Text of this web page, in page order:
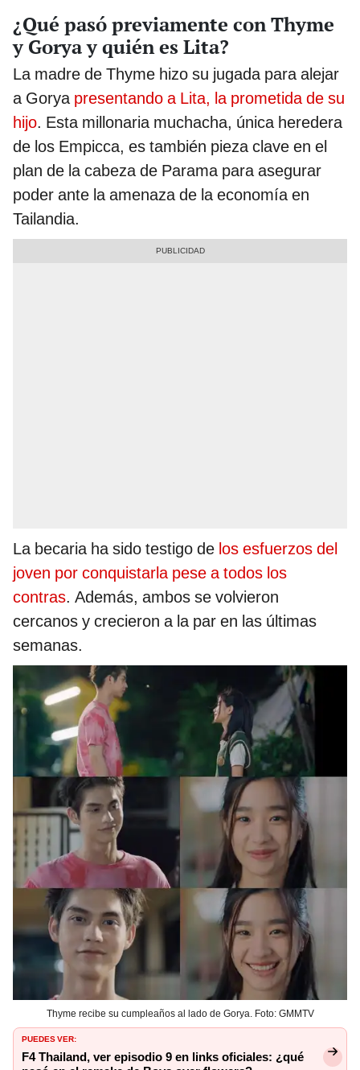
¿Qué pasó previamente con Thyme
y Gorya y quién es Lita?
La madre de Thyme hizo su jugada para alejar
a Goryapresentando a Lita, la prometida de su
hijo. Esta millonaria muchacha, única heredera
de los Empicca, es también pieza clave en el
plan de la cabeza de Parama para asegurar
poder ante la amenaza de la economía en
Tailandia.
La becaria ha sido testigo de los esfuerzos del
joven por conquistarla pese a todos los
contras. Además, ambos se volvieron
cercanos y crecieron a la par en las últimas
semanas.
Thyme recibe su cumpleaños al lado de Gorya. Foto: GMMTV
PUEDES VER:
F4 Thailand, ver episodio 9 en links oficiales: ¿qué